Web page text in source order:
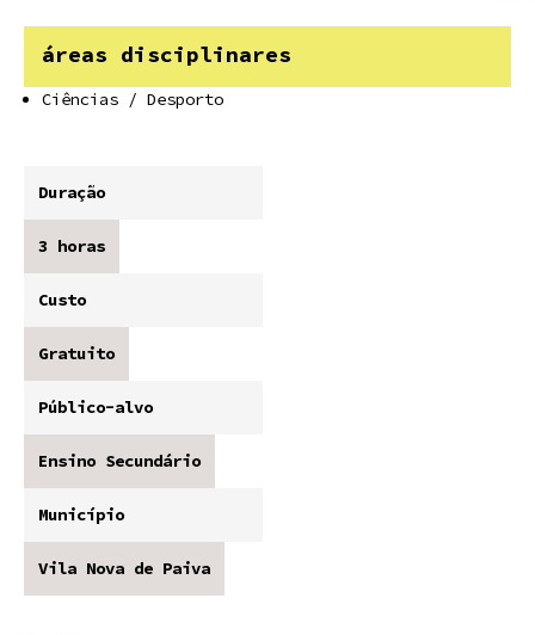
áreas disciplinares
Ciências / Desporto
Duração
3 horas
Custo
Gratuito
Público-alvo
Ensino Secundário
Município
Vila Nova de Paiva